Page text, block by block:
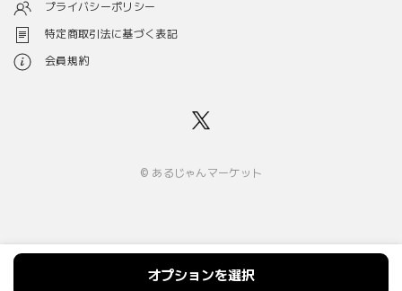
プライバシーポリシー
特定商取引法に基づく表記
会員規約
© あるじゃんマーケット
オプションを選択